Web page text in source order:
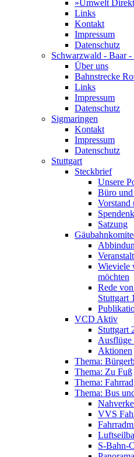
»Umwelt
Links
Kontakt
Impressum
Datenschutz
Schwarzwald - Baar
Über uns
Bahnstrecke
Links
Impressum
Datenschutz
Sigmaringen
Kontakt
Impressum
Datenschutz
Stuttgart
Steckbrief
Unsere
Büro
Vorstand
Satzung
Wieviele
möchten
Rede
Stuttgart
VCD Aktiv
Stuttgart
Ausflüge
Aktionen
Thema:
Thema: Zu Fuß
Thema: Fahrrad
Thema: Bus
VVS
S-Bahn-